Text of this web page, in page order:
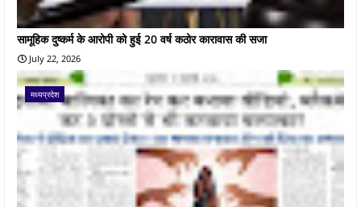
सामूहिक दुष्कर्म के आरोपी को हुई 20 वर्ष कठोर कारावास की सजा
July 22, 2026
मध्यप्रदेश